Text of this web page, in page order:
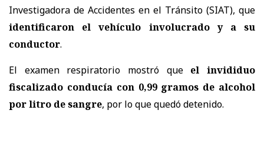
Investigadora de Accidentes en el Tránsito (SIAT), que
identificaron el vehículo involucrado y a su
conductor.
El examen respiratorio mostró que el invididuo
fiscalizado conducía con 0,99 gramos de alcohol
por litro de sangre, por lo que quedó detenido.